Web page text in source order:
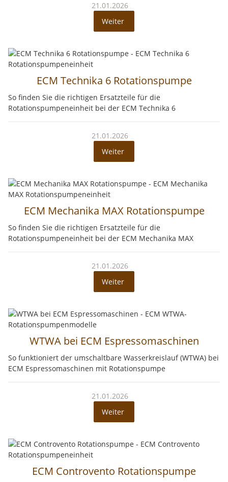
21.01.2026
Weiter
ECM Technika 6 Rotationspumpe
So finden Sie die richtigen Ersatzteile für die
Rotationspumpeneinheit bei der ECM Technika 6
21.01.2026
Weiter
ECM Mechanika MAX Rotationspumpe
So finden Sie die richtigen Ersatzteile für die
Rotationspumpeneinheit bei der ECM Mechanika MAX
21.01.2026
Weiter
WTWA bei ECM Espressomaschinen
So funktioniert der umschaltbare Wasserkreislauf (WTWA) bei
ECM Espressomaschinen mit Rotationspumpe
21.01.2026
Weiter
ECM Controvento Rotationspumpe